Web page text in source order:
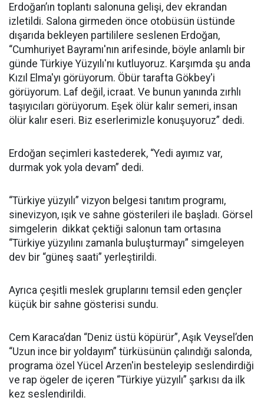
Erdoğan’ın toplantı salonuna gelişi, dev ekrandan
izletildi. Salona girmeden önce otobüsün üstünde
dışarıda bekleyen partililere seslenen Erdoğan,
“Cumhuriyet Bayramı'nın arifesinde, böyle anlamlı bir
günde Türkiye Yüzyılı'nı kutluyoruz. Karşımda şu anda
Kızıl Elma'yı görüyorum. Öbür tarafta Gökbey'i
görüyorum. Laf değil, icraat. Ve bunun yanında zırhlı
taşıyıcıları görüyorum. Eşek ölür kalır semeri, insan
ölür kalır eseri. Biz eserlerimizle konuşuyoruz” dedi.
Erdoğan seçimleri kastederek, “Yedi ayımız var,
durmak yok yola devam” dedi.
“Türkiye yüzyılı” vizyon belgesi tanıtım programı,
sinevizyon, ışık ve sahne gösterileri ile başladı. Görsel
simgelerin dikkat çektiği salonun tam ortasına
“Türkiye yüzyılını zamanla buluşturmayı” simgeleyen
dev bir “güneş saati” yerleştirildi.
Ayrıca çeşitli meslek gruplarını temsil eden gençler
küçük bir sahne gösterisi sundu.
Cem Karaca’dan “Deniz üstü köpürür”, Aşık Veysel’den
“Uzun ince bir yoldayım” türküsünün çalındığı salonda,
programa özel Yücel Arzen'in besteleyip seslendirdiği
ve rap ögeler de içeren “Türkiye yüzyılı” şarkısı da ilk
kez seslendirildi.